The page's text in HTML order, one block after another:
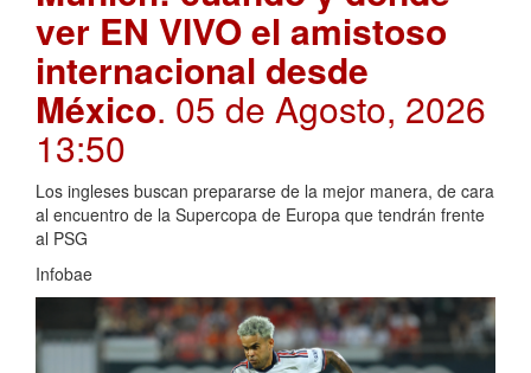
ver EN VIVO el amistoso
internacional desde
México. 05 de Agosto, 2026
13:50
Los ingleses buscan prepararse de la mejor manera, de cara
al encuentro de la Supercopa de Europa que tendrán frente
al PSG
Infobae